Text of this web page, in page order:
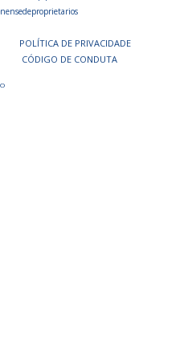
POLÍTICA DE PRIVACIDADE
CÓDIGO DE CONDUTA